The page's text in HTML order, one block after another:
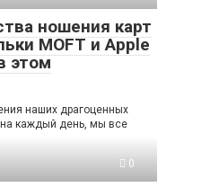
ношения карт
MOFT и Apple
этом
наших драгоценных
каждый день, мы все
0